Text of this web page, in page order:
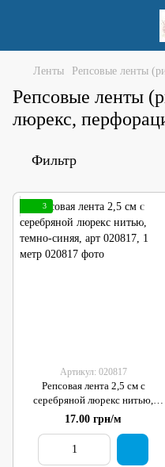
Ленты Репсовые ленты
Репсовые ленты
люрекс,
Фильтр
3
Артикул: 020817
Репсовая лента 2,5 см с
серебряной люрекс нитью,
темно-синяя, арт 020817, 1 метр
17.00 грн/м